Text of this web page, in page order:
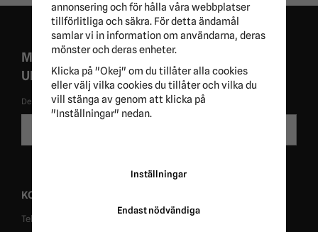
MISSA ALDRIG EXKLUSIVA KAMPANJER OCH
UNIKA ERBJUDANDEN!
De uppgifter du matar in kommer endast användas till våra nyhetsbrev.
KONTAKT
Tel: 0431-302040
annonsering och för hålla våra webbplatser
tillförlitliga och säkra. För detta ändamål
samlar vi in information om användarna, deras
mönster och deras enheter.
Klicka på "Okej" om du tillåter alla cookies
eller välj vilka cookies du tillåter och vilka du
vill stänga av genom att klicka på
"Inställningar" nedan.
Inställningar
Endast nödvändiga